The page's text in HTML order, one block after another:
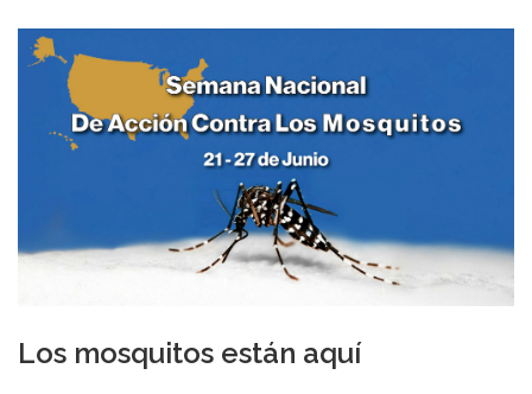
Los mosquitos están aquí